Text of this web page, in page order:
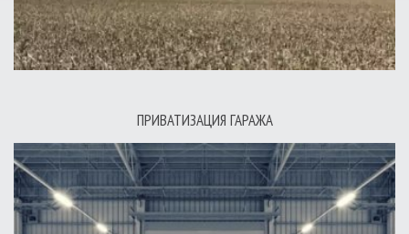
ПРИВАТИЗАЦИЯ ГАРАЖА